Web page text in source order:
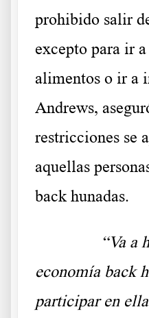
prohibido salir
excepto para ir
alimentos o ir a
Andrews,
restricciones se
aquellas
back hunadas.
“Va a
economía back
participar en